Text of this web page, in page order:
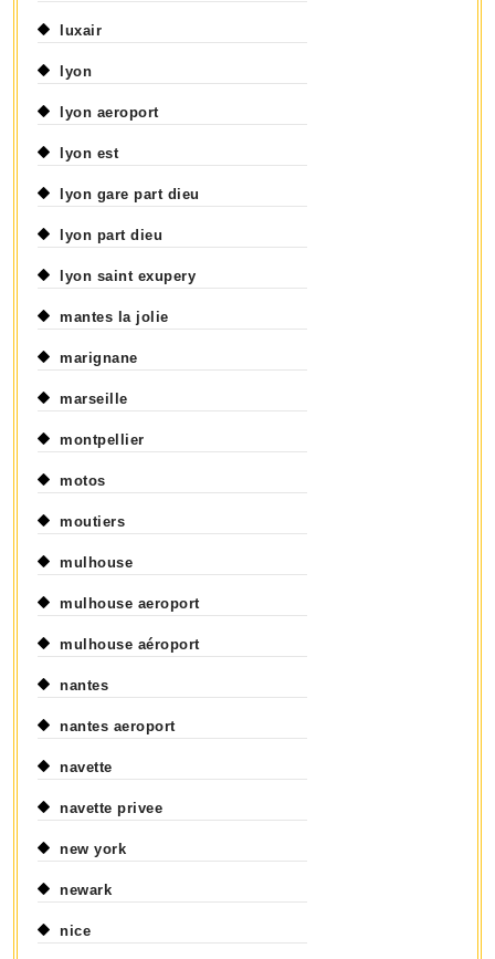
luxair
lyon
lyon aeroport
lyon est
lyon gare part dieu
lyon part dieu
lyon saint exupery
mantes la jolie
marignane
marseille
montpellier
motos
moutiers
mulhouse
mulhouse aeroport
mulhouse aéroport
nantes
nantes aeroport
navette
navette privee
new york
newark
nice